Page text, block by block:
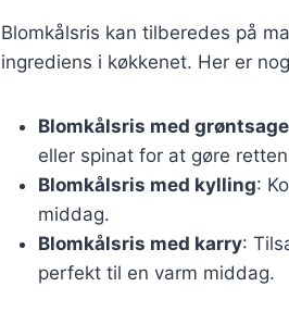
Blomkålsris kan tilberedes på
ingrediens i køkkenet. Her er
Blomkålsris med
eller spinat for at gøre
Blomkålsris med kylling:
middag.
Blomkålsris med karry:
perfekt til en varm middag.